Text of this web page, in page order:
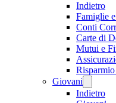
Indietro
Famiglie
Conti
Carte di
Mutui e
Giovani
Indietro